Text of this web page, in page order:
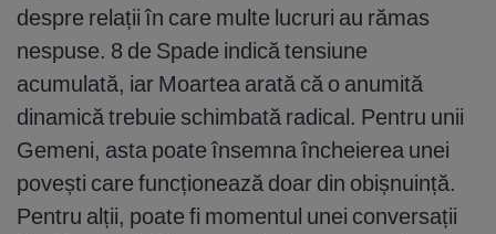
despre relații în care multe lucruri au rămas
nespuse. 8 de Spade indică tensiune
acumulată, iar Moartea arată că o anumită
dinamică trebuie schimbată radical. Pentru unii
Gemeni, asta poate însemna încheierea unei
povești care funcționează doar din obișnuință.
Pentru alții, poate fi momentul unei conversații